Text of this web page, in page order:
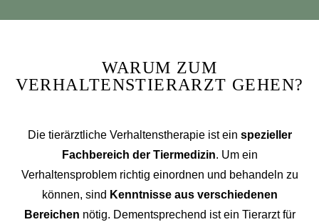
WARUM ZUM
VERHALTENSTIERARZT GEHEN?
Die tierärztliche Verhaltenstherapie ist ein spezieller
Fachbereich der Tiermedizin. Um ein
Verhaltensproblem richtig einordnen und behandeln zu
können, sind Kenntnisse aus verschiedenen
Bereichen nötig. Dementsprechend ist ein Tierarzt für